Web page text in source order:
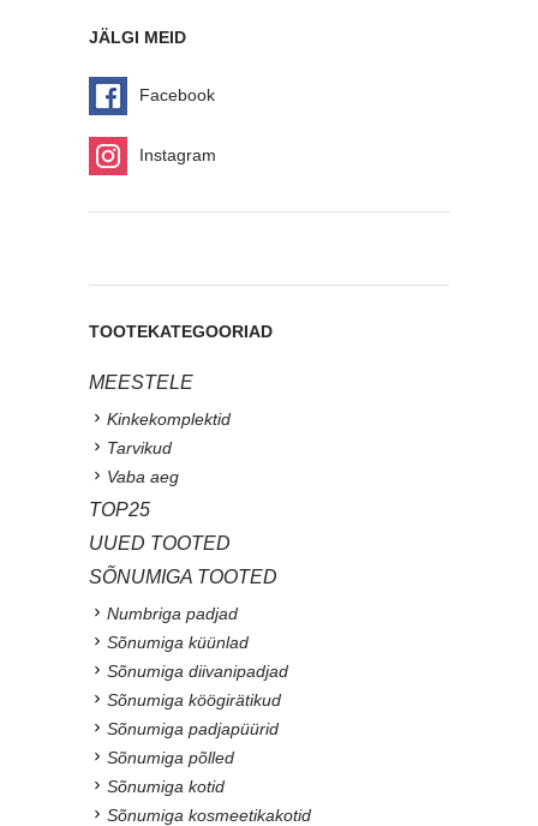
JÄLGI MEID
Facebook
Instagram
TOOTEKATEGOORIAD
MEESTELE
Kinkekomplektid
Tarvikud
Vaba aeg
TOP25
UUED TOOTED
SÕNUMIGA TOOTED
Numbriga padjad
Sõnumiga küünlad
Sõnumiga diivanipadjad
Sõnumiga köögirätikud
Sõnumiga padjapüürid
Sõnumiga põlled
Sõnumiga kotid
Sõnumiga kosmeetikakotid